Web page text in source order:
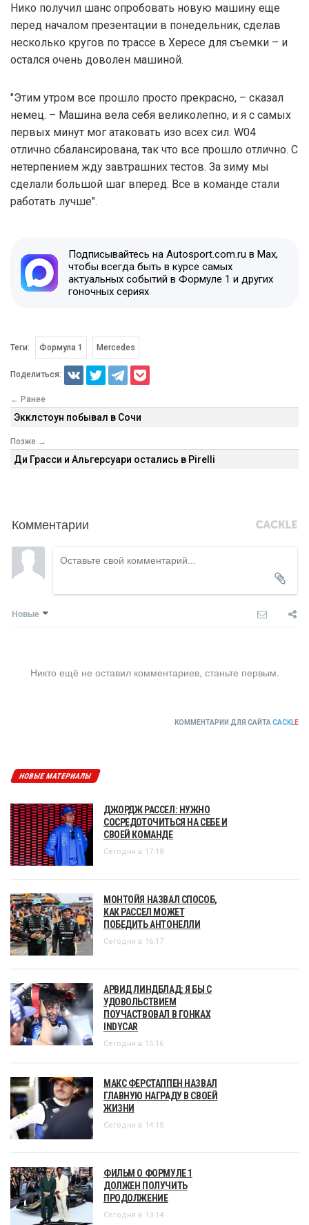
Нико получил шанс опробовать новую машину еще
перед началом презентации в понедельник, сделав
несколько кругов по трассе в Хересе для съемки – и
остался очень доволен машиной.
"Этим утром все прошло просто прекрасно, – сказал
немец. – Машина вела себя великолепно, и я с самых
первых минут мог атаковать изо всех сил. W04
отлично сбалансирована, так что все прошло отлично. С
нетерпением жду завтрашних тестов. За зиму мы
сделали большой шаг вперед. Все в команде стали
работать лучше".
Подписывайтесь на Autosport.com.ru в Max,
чтобы всегда быть в курсе самых
актуальных событий в Формуле 1 и других
гоночных сериях
Теги: Формула 1 Mercedes
Поделиться:
← Ранее
Экклстоун побывал в Сочи
Позже →
Ди Грасси и Альгерсуари остались в Pirelli
Комментарии
Новые
Никто ещё не оставил комментариев, станьте первым.
КОММЕНТАРИИ ДЛЯ САЙТА CACKLE
НОВЫЕ МАТЕРИАЛЫ
ДЖОРДЖ РАССЕЛ: НУЖНО
СОСРЕДОТОЧИТЬСЯ НА СЕБЕ И
СВОЕЙ КОМАНДЕ
Сегодня в 17:18
МОНТОЙЯ НАЗВАЛ СПОСОБ,
КАК РАССЕЛ МОЖЕТ
ПОБЕДИТЬ АНТОНЕЛЛИ
Сегодня в 16:17
АРВИД ЛИНДБЛАД: Я БЫ С
УДОВОЛЬСТВИЕМ
ПОУЧАСТВОВАЛ В ГОНКАХ
INDYCAR
Сегодня в 15:16
МАКС ФЕРСТАППЕН НАЗВАЛ
ГЛАВНУЮ НАГРАДУ В СВОЕЙ
ЖИЗНИ
Сегодня в 14:15
ФИЛЬМ О ФОРМУЛЕ 1
ДОЛЖЕН ПОЛУЧИТЬ
ПРОДОЛЖЕНИЕ
Сегодня в 13:14